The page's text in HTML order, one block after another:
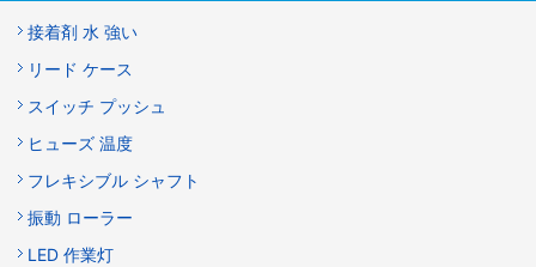
接着剤 水 強い
リード ケース
スイッチ プッシュ
ヒューズ 温度
フレキシブル シャフト
振動 ローラー
LED 作業灯